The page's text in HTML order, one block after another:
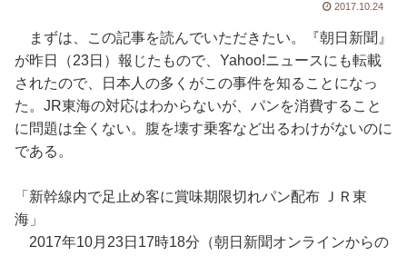
2017.10.24
まずは、この記事を読んでいただきたい。『朝日新聞』
が昨日（23日）報じたもので、Yahoo!ニュースにも転載
されたので、日本人の多くがこの事件を知ることになっ
た。JR東海の対応はわからないが、パンを消費すること
に問題は全くない。腹を壊す乗客など出るわけがないのに
である。
「新幹線内で足止め客に賞味期限切れパン配布 ＪＲ東
海」
2017年10月23日17時18分（朝日新聞オンラインからの